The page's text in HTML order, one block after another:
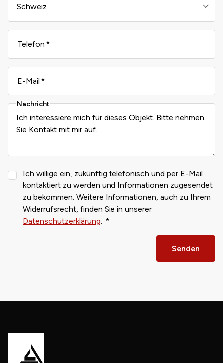
Telefon
E-Mail
Nachricht
Ich willige ein, zukünftig telefonisch und per E-Mail
kontaktiert zu werden und Informationen zugesendet
zu bekommen. Weitere Informationen, auch zu Ihrem
Widerrufsrecht, finden Sie in unserer
Datenschutzerklärung.
Senden